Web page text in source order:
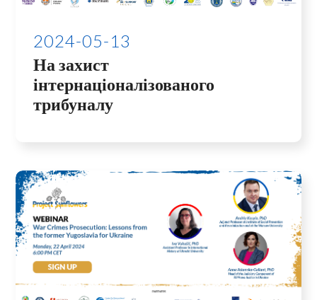
2024-05-13
На захист
інтернаціоналізованого
трибуналу